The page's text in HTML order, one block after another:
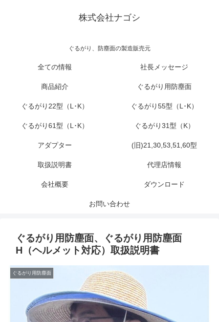
株式会社ナゴシ
ぐるがり、防塵面の製造販売元
全ての情報 社長メッセージ
商品紹介 ぐるがり用防塵面
ぐるがり22型（L･K） ぐるがり55型（L･K）
ぐるがり61型（L･K） ぐるがり31型（K）
アダプター (旧)21,30,53,51,60型
取扱説明書 代理店情報
会社概要 ダウンロード
お問い合わせ
ぐるがり用防塵面、ぐるがり用防塵面
H（ヘルメット対応）取扱説明書
ぐるがり用防塵面